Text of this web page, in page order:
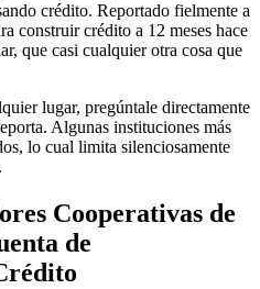
crédito. Reportado fielmente a
construir crédito a 12 meses hace
que casi cualquier otra cosa que
lugar, pregúntale directamente
Algunas instituciones más
lo cual limita silenciosamente
Cooperativas de
de